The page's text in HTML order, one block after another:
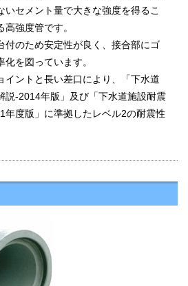
いセメント量で大きな強度を得るこ
強度管です。
のため安定性が良く、接合部にゴ
を図っています。
ントと長い差口により、「下水道
説-2014年版」及び「下水道施設耐震
年度版」に準拠したレベル2の耐震性